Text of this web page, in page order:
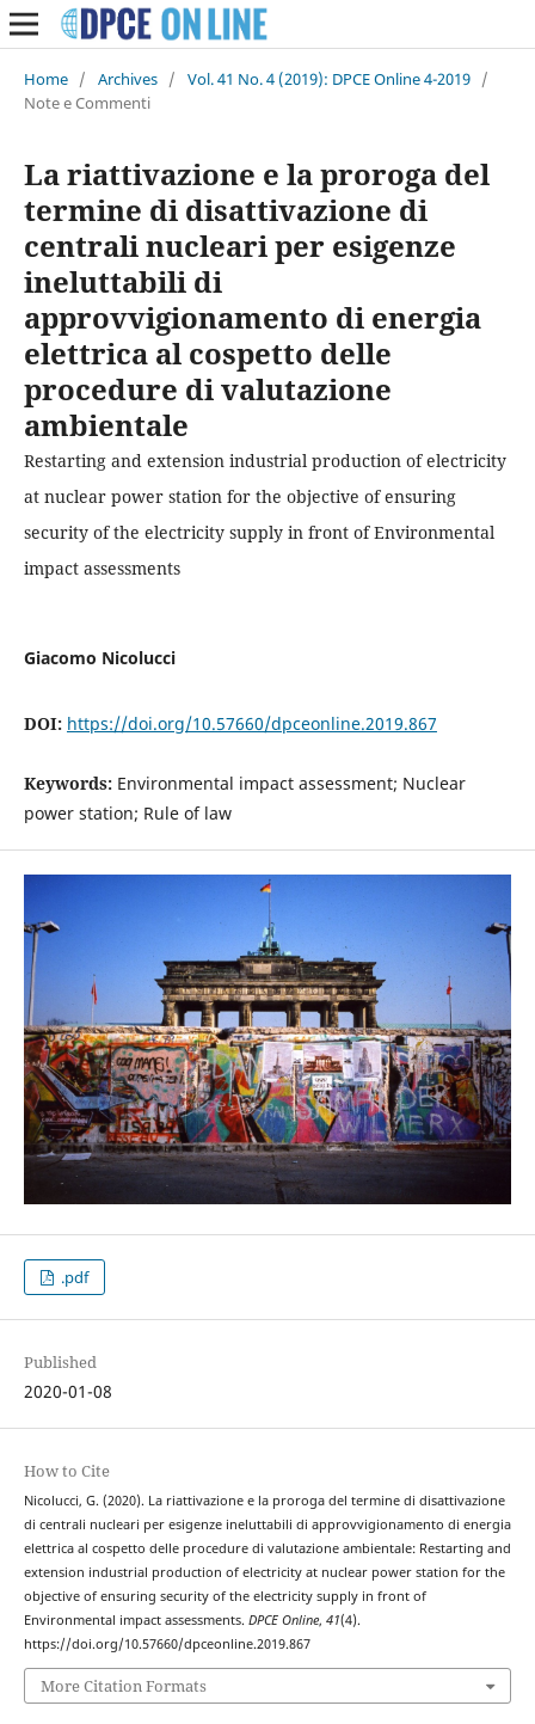
Home / Archives / Vol. 41 No. 4 (2019): DPCE Online 4-2019 /
Note e Commenti
La riattivazione e la proroga del
termine di disattivazione di
centrali nucleari per esigenze
ineluttabili di
approvvigionamento di energia
elettrica al cospetto delle
procedure di valutazione
ambientale
Restarting and extension industrial production of electricity
at nuclear power station for the objective of ensuring
security of the electricity supply in front of Environmental
impact assessments
Giacomo Nicolucci
DOI: https://doi.org/10.57660/dpceonline.2019.867
Keywords: Environmental impact assessment; Nuclear
power station; Rule of law
.pdf
Published
2020-01-08
How to Cite
Nicolucci, G. (2020). La riattivazione e la proroga del termine di disattivazione
di centrali nucleari per esigenze ineluttabili di approvvigionamento di energia
elettrica al cospetto delle procedure di valutazione ambientale: Restarting and
extension industrial production of electricity at nuclear power station for the
objective of ensuring security of the electricity supply in front of
Environmental impact assessments. DPCE Online, 41(4).
https://doi.org/10.57660/dpceonline.2019.867
More Citation Formats